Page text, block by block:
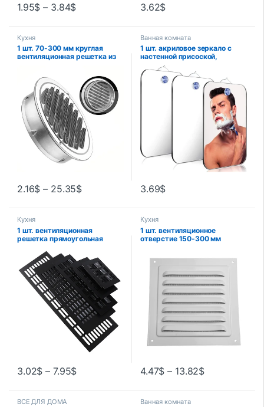
1.95$ – 3.84$ 3.62$
Кухня
1 шт. 70-300 мм круглая
вентиляционная решетка из
инструмент для вентиляции
наружных стен
2.16$ – 25.35$
Ванная комната
1 шт. акриловое зеркало с
настенной присоской,
зеркало для душа для
мужчин, бритья, женский
макияж, портативные
дорожные аксессуары для
3.69$
Кухня
1 шт. вентиляционная
решетка прямоугольная
гардероба 150 мм несколько
размеров для шкафов
обувные шкафы аксессуары
для домашней фурнитуры
3.02$ – 7.95$
Кухня
1 шт. вентиляционное
отверстие 150-300 мм
крышка квадратная
вентиляционная крышка
экрана от насекомых для
оборудования для
обустройства дома
4.47$ – 13.82$
ВСЕ ДЛЯ ДОМА Ванная комната